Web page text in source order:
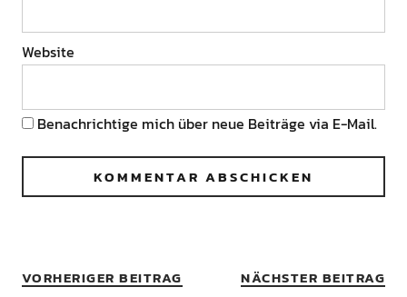
Website
Benachrichtige mich über neue Beiträge via E-Mail.
VORHERIGER BEITRAG NÄCHSTER BEITRAG